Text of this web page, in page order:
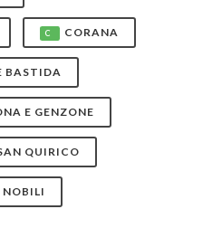
C CORANA
BASTIDA
E GENZONE
QUIRICO
NOBILI